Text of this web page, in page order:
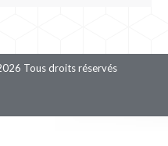
Tous droits réservés